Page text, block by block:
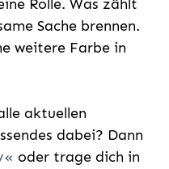
Rolle. Was zählt
Sache brennen.
weitere Farbe in
aktuellen
dabei? Dann
oder trage dich in